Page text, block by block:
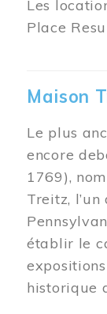
Les
Place
Maison
Le plus
encore
1769),
Treitz,
établir le
historique